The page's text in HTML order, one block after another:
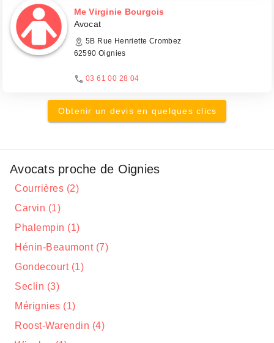
Me Virginie Bourgois
Avocat
5B Rue Henriette Crombez
62590 Oignies
03 61 00 28 04
Obtenir un devis en quelques clics
Avocats proche de Oignies
Courrières (2)
Carvin (1)
Phalempin (1)
Hénin-Beaumont (7)
Gondecourt (1)
Seclin (3)
Mérignies (1)
Roost-Warendin (4)